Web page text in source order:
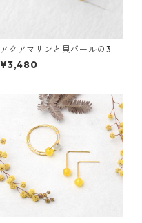
アクアマリンと貝パールの3w
aysリング サージカルステン
レス 誕生日プレゼント 誕生石
¥3,480